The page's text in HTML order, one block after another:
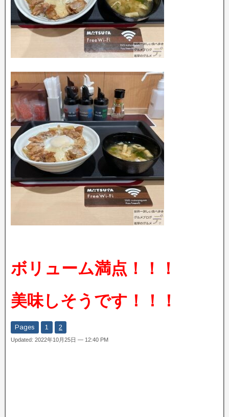
ボリューム満点！！！
美味しそうです！！！
Pages 1 2
Updated: 2022年10月25日 — 12:40 PM